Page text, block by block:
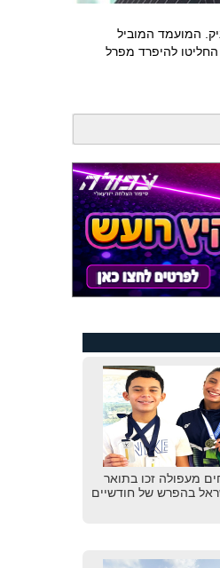
המועמד המוביל
להיפרד מפרל
מעפולה זכו בתואר
בהפרש של חודשיים